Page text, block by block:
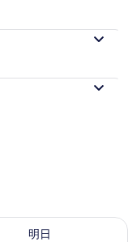
明日
8月 7 - 8月 8的可訂